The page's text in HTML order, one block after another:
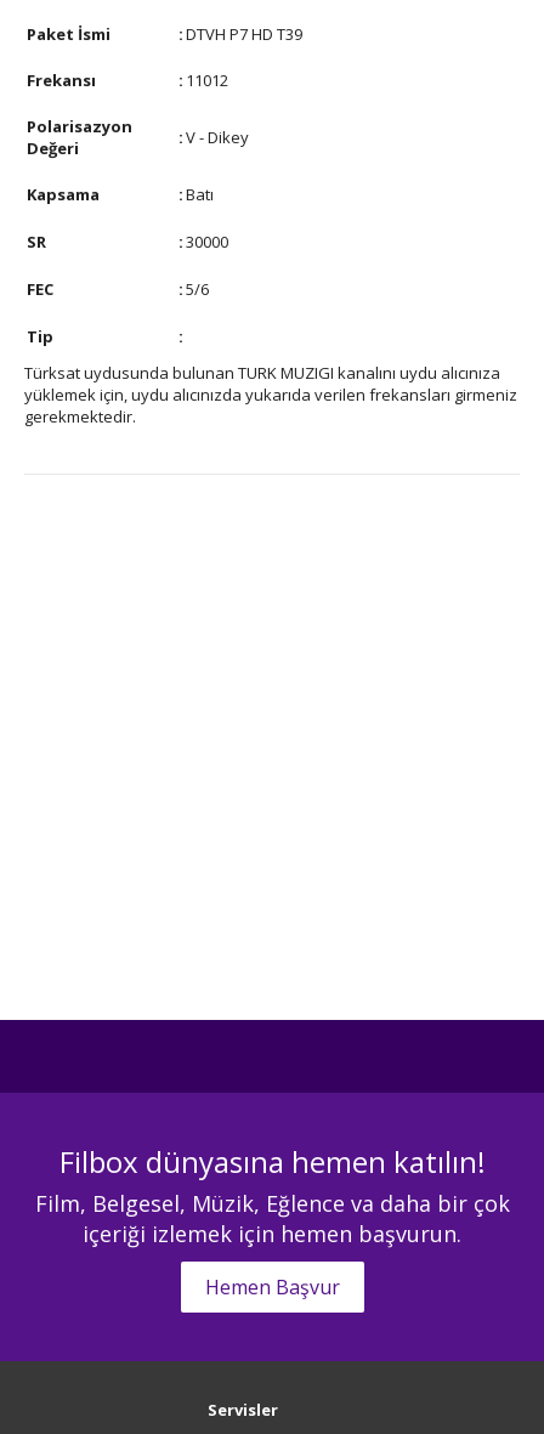
Paket İsmi :DTVH P7 HD T39
Frekansı : 11012
Polarisazyon
Değeri
:V - Dikey
Kapsama :Batı
SR :30000
FEC :5/6
Tip
:
Türksat uydusunda bulunan TURK MUZIGI kanalını uydu alıcınıza
yüklemek için, uydu alıcınızda yukarıda verilen frekansları girmeniz
gerekmektedir.
Filbox dünyasına hemen katılın!
Film, Belgesel, Müzik, Eğlence va daha bir çok
içeriği izlemek için hemen başvurun.
Hemen Başvur
Servisler